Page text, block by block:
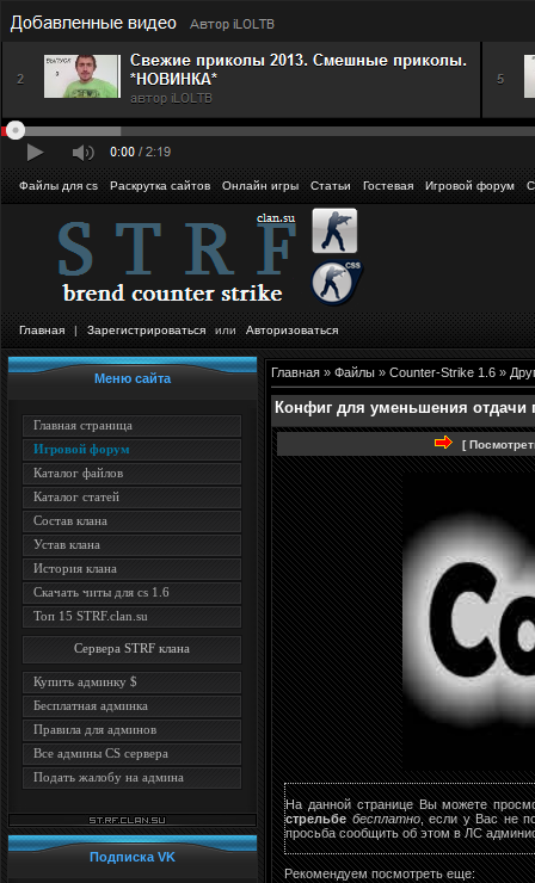
Файлы для cs Раскрутка сайтов Онлайн игры Статьи Гостевая Игровой форум
Главная | Зарегистрироваться или Авторизоваться
Меню сайта
Главная страница
Игровой форум
Каталог файлов
Каталог статей
Состав клана
Устав клана
История клана
Скачать читы для cs 1.6
Топ 15 STRF.clan.su
Сервера STRF клана
Купить админку $
Бесплатная админка
Правила для админов
Все админы CS сервера
Подать жалобу на админа
Подписка VK
Главная » Файлы » Counter-Strike 1.6 »
Конфиг для уменьшения отдачи
[
На данной странице Вы можете
стрельбе бесплатно, если у Вас не
просьба сообщить об этом в ЛС
Рекомендуем посмотреть еще: